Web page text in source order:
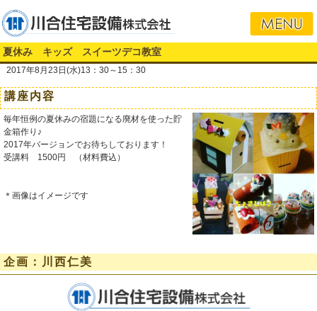
夏休み キッズ スイーツデコ教室
2017年8月23日(水)13：30～15：30
講座内容
毎年恒例の夏休みの宿題になる廃材を使った貯
金箱作り♪
2017年バージョンでお待ちしております！
受講料 1500円 （材料費込）
＊画像はイメージです
企画：川西仁美